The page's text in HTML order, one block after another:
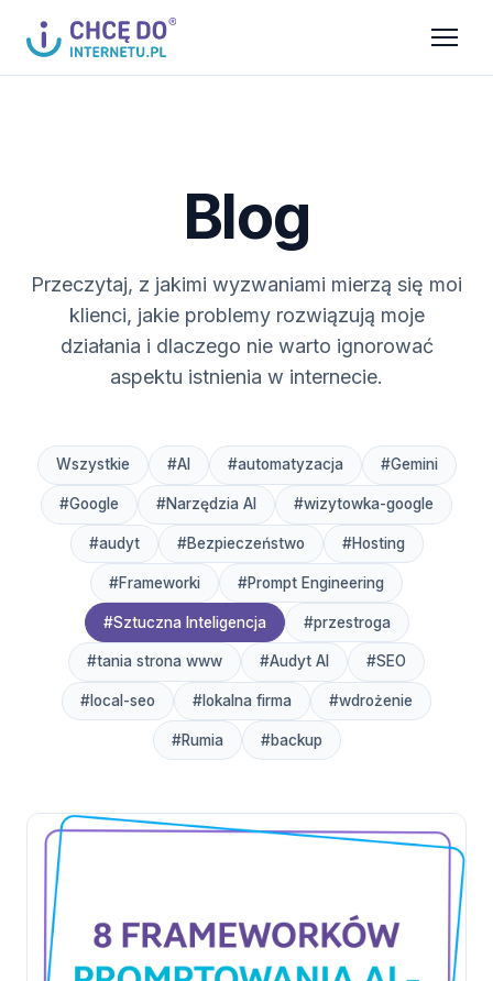
Blog
Przeczytaj, z jakimi wyzwaniami mierzą się moi
klienci, jakie problemy rozwiązują moje
działania i dlaczego nie warto ignorować
aspektu istnienia w internecie.
Wszystkie #AI #automatyzacja #Gemini
#Google #Narzędzia AI #wizytowka-google
#audyt #Bezpieczeństwo #Hosting
#Frameworki #Prompt Engineering
#Sztuczna Inteligencja #przestroga
#tania strona www #Audyt AI #SEO
#local-seo #lokalna firma #wdrożenie
#Rumia #backup